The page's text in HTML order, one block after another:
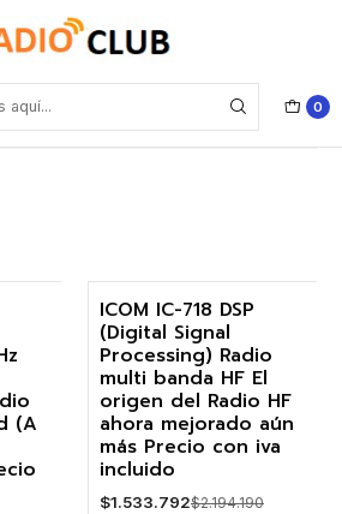
0
Radio Radioaficionados
Radio
(A
-30%
ICOM IC-718 DSP
(Digital Signal
Processing) Radio
multi banda HF El
origen del Radio HF
ahora mejorado aún
más Precio con iva
incluido
$1.533.792$2.194.190